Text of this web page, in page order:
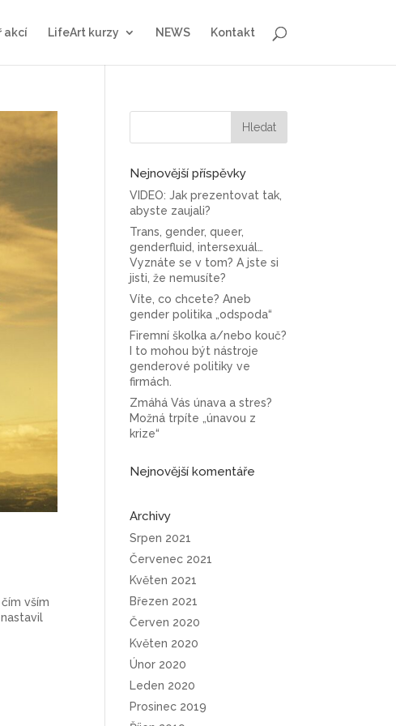
akcí LifeArt kurzy NEWS Kontakt
vším
Nejnovější příspěvky
VIDEO: Jak prezentovat tak,
abyste zaujali?
Trans, gender, queer,
genderfluid, intersexuál…
Vyznáte se v tom? A jste si
jisti, že nemusíte?
Víte, co chcete? Aneb
gender politika „odspoda“
Firemní školka a/nebo kouč?
I to mohou být nástroje
genderové politiky ve
firmách.
Zmáhá Vás únava a stres?
Možná trpíte „únavou z
krize“
Nejnovější komentáře
Archivy
Srpen 2021
Červenec 2021
Květen 2021
Březen 2021
Červen 2020
Květen 2020
Únor 2020
Leden 2020
Prosinec 2019